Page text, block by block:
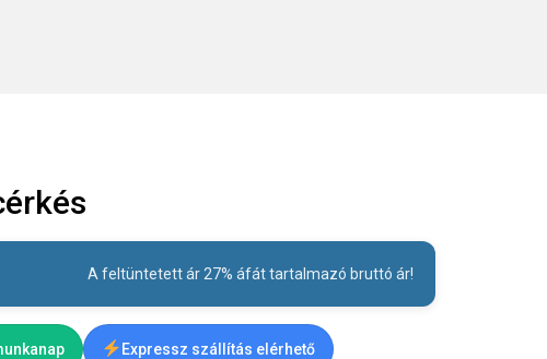
A feltüntetett ár 27% áfát tartalmazó bruttó ár!
Expressz szállítás elérhető